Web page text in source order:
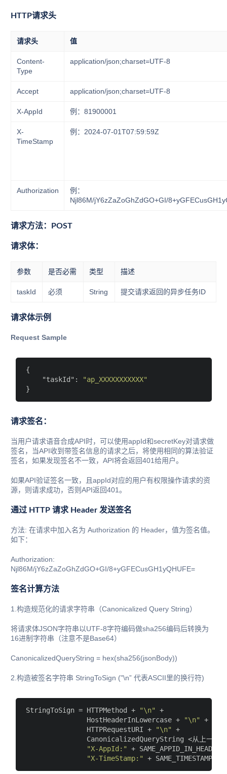
HTTP请求头
请求头 值
Content-
Type
application/json;charset=UTF-8
Accept application/json;charset=UTF-8
X-AppId 例：81900001
X-
TimeStamp
例：2024-07-01T07:59:59Z
Authorization
例：
Njl86M/jY6zZaZoGhZdGO+GI/
请求方法：POST
请求体：
参数 是否必需 类型 描述
taskId 必须 String 提交请求返回的异步任务ID
请求体示例
Request Sample
{
"taskId" :
"ap_XXXXXXXXXXX"
请求签名：
当用户请求语音合成API时，可以使用appId和secretKey对请求做
签名，当API收到带签名信息的请求之后，将使用相同的算法验证
签名，如果发现签名不一致，API将会返回401给用户。
如果API验证签名一致，且appId对应的用户有权限操作请求的资
源，则请求成功，否则API返回401。
通过 HTTP 请求 Header 发送签名
方法: 在请求中加入名为 Authorization 的 Header，值为签名值。
如下：
Authorization:
Njl86M/jY6zZaZoGhZdGO+GI/8+yGFECusGH1yQHUFE=
签名计算方法
1.构造规范化的请求字符串（Canonicalized Query String）
将请求体JSON字符串以UTF-8字符编码做sha256编码后转换为
16进制字符串（注意不是Base64）
CanonicalizedQueryString = hex(sha256(jsonBody))
2.构造被签名字符串 StringToSign ("\n” 代表ASCII里的换行符)
StringToSign = HTTPMethod + "\n" +
               HostHeaderInLowercase +
"\n" +
               HTTPRequestURI +
"\n" +
               CanonicalizedQueryString
<从上一步
"X-AppId:" +
"X-TimeStamp:"